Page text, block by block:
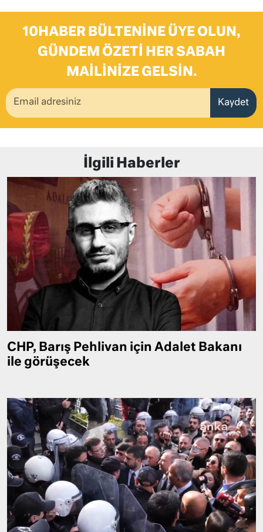
10HABER BÜLTENINE ÜYE OLUN,
GÜNDEM ÖZETI HER SABAH
MAILINIZE GELSIN.
Kaydet
İlgili Haberler
CHP, Barış Pehlivan için Adalet Bakanı
ile görüşecek